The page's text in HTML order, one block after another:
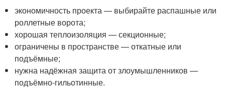
экономичность проекта — выбирайте распашные или
роллетные ворота;
хорошая теплоизоляция — секционные;
ограничены в пространстве — откатные или
подъёмные;
нужна надёжная защита от злоумышленников —
подъёмно-гильотинные.